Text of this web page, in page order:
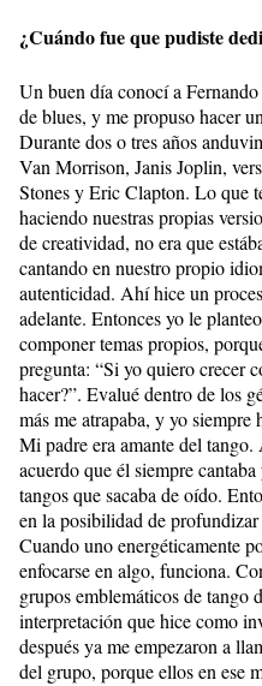
¿Cuándo fue que pudiste
Un buen día conocí a
de blues, y me propuso hacer
Durante dos o tres años
Van Morrison, Janis Joplin,
Stones y Eric Clapton. Lo que
haciendo nuestras propias
de creatividad, no era que
cantando en nuestro propio
autenticidad. Ahí hice un
adelante. Entonces yo le
componer temas propios,
pregunta: “Si yo quiero crecer
hacer?”. Evalué dentro de los
más me atrapaba, y yo
Mi padre era amante del
acuerdo que él siempre
tangos que sacaba de oído.
en la posibilidad de
Cuando uno energéticamente
enfocarse en algo, funciona.
grupos emblemáticos de tango
interpretación que hice como
después ya me empezaron a
del grupo, porque ellos en ese